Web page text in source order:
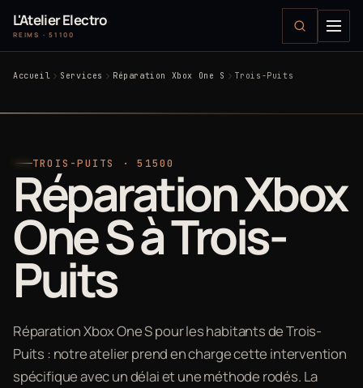
L'Atelier Electro
REIMS · 51100
Accueil Services Réparation Xbox One S Trois-Puits
TROIS-PUITS · 51500
Réparation Xbox
One S à Trois-
Puits
Réparation Xbox One S pour les habitants de Trois-
Puits : notre atelier prend en charge cette intervention
spécifique avec un délai et une méthode rodés. La